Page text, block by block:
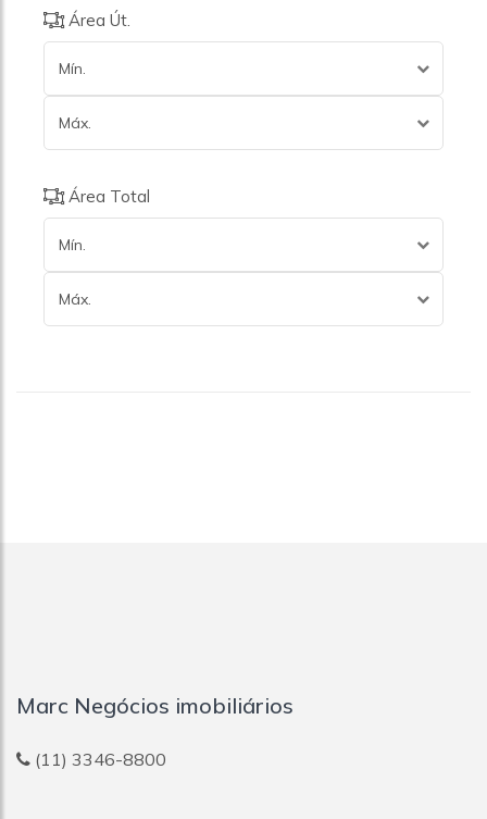
Área Út.
Mín.
Máx.
Área Total
Mín.
Máx.
Marc Negócios imobiliários
(11) 3346-8800